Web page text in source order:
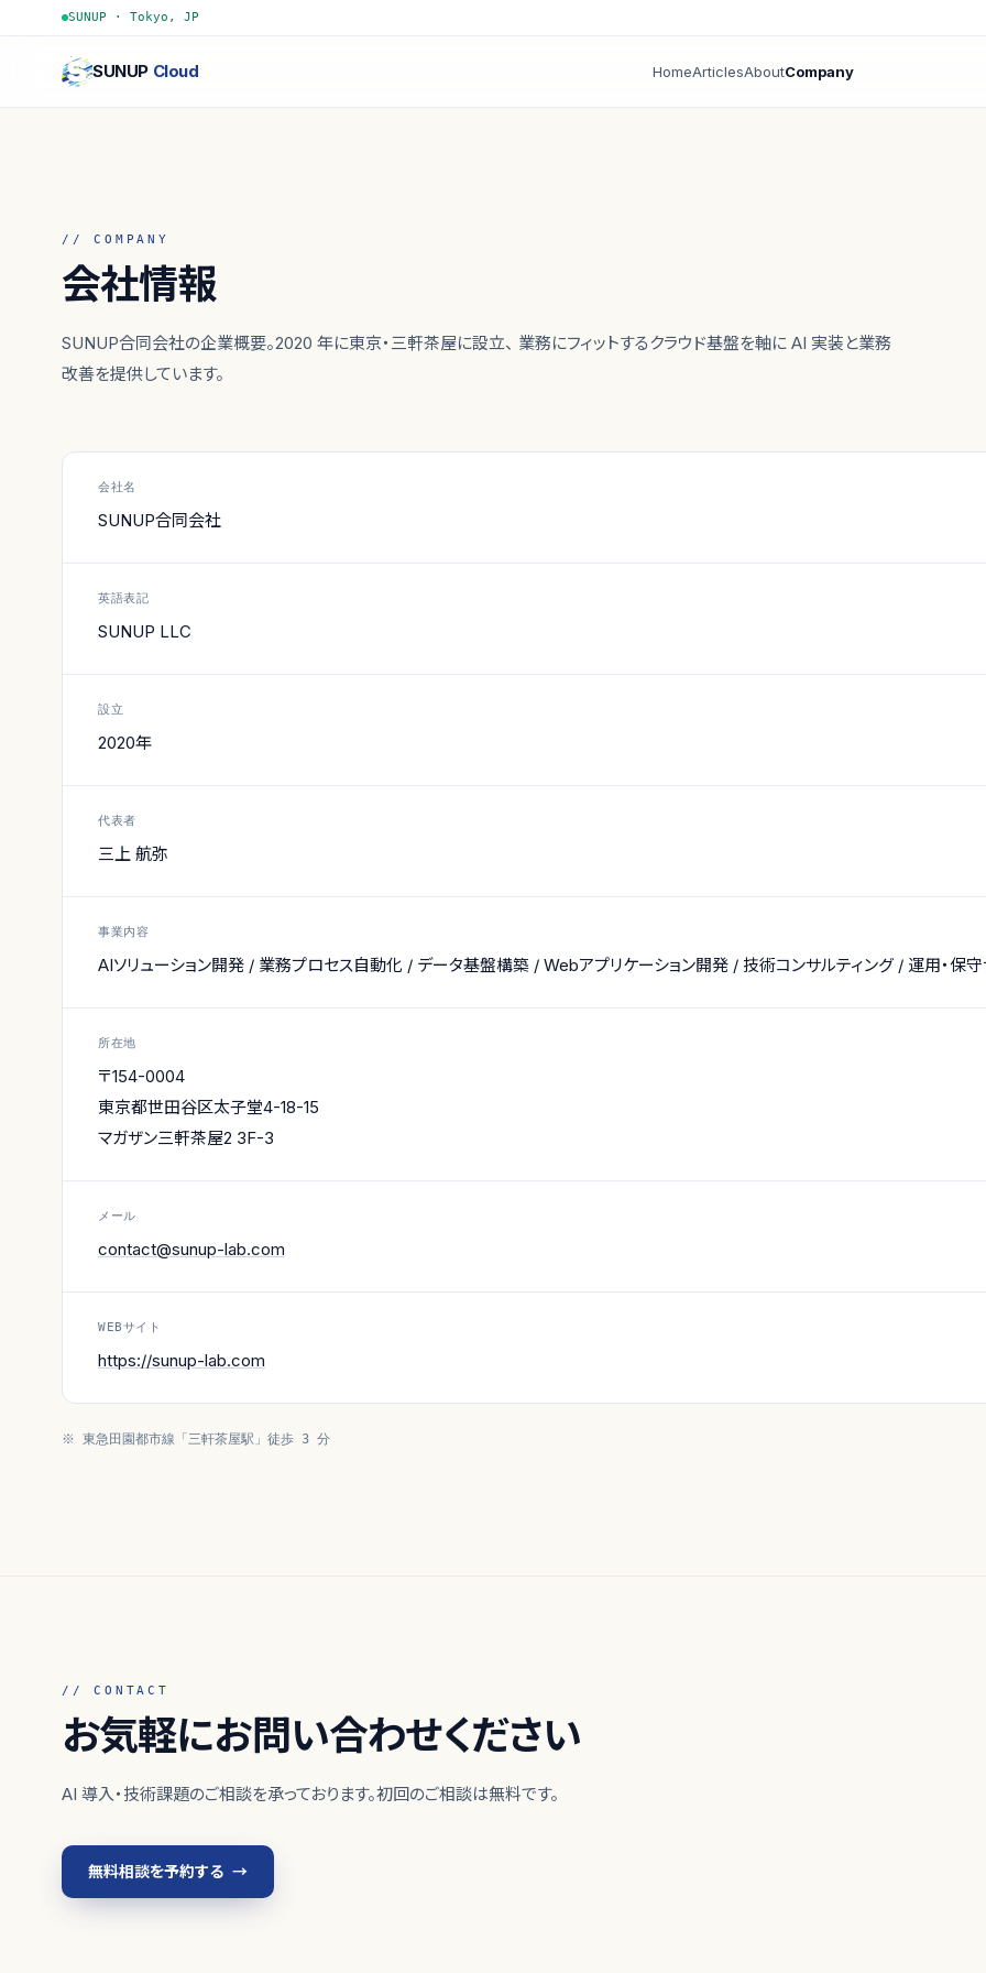
SUNUP · Tokyo, JP
SUNUP Cloud HomeArticlesAboutCompany
// COMPANY
会社情報
SUNUP合同会社の企業概要。2020 年に東京・三軒茶屋に設立、 業務にフィットするクラウド基盤を軸に AI 実装と業務
改善を提供しています。
会社名
SUNUP合同会社
英語表記
SUNUP LLC
設立
2020年
代表者
三上 航弥
事業内容
AIソリューション開発 / 業務プロセス自動化 / データ基盤構築 / Webアプリケーション開発 / 技術コンサルティング / 運用・保守
所在地
〒154-0004
東京都世田谷区太子堂4-18-15
マガザン三軒茶屋2 3F-3
メール
contact@sunup-lab.com
WEBサイト
https://sunup-lab.com
※ 東急田園都市線「三軒茶屋駅」徒歩 3 分
// CONTACT
お気軽にお問い合わせください
AI 導入・技術課題のご相談を承っております。初回のご相談は無料です。
無料相談を予約する →